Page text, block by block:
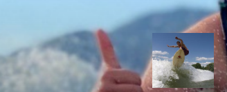
content